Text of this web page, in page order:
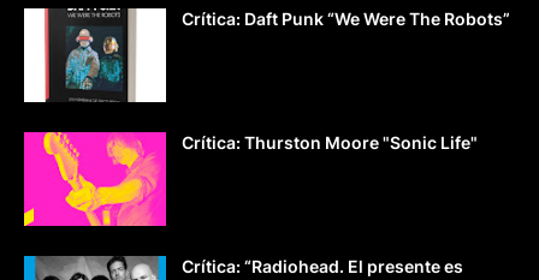
Crítica: Daft Punk “We Were The Robots”
Crítica: Thurston Moore "Sonic Life"
Crítica: “Radiohead. El presente es